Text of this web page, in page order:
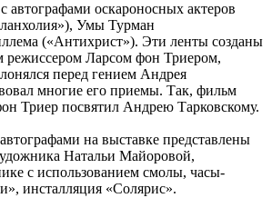
автографами оскароносных актеров
Умы Турман
(«Антихрист»). Эти ленты созданы
режиссером Ларсом фон Триером,
перед гением Андрея
многие его приемы. Так, фильм
Триер посвятил Андрею Тарковскому.
на выставке представлены
Натальи Майоровой,
с использованием смолы, часы-
инсталляция «Солярис».